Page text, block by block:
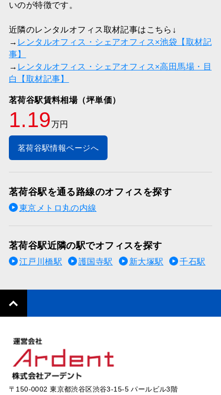
いのが特徴です。
近隣のレンタルオフィス取材記事はこちら↓
→ レンタルオフィス・シェアオフィス×池袋【取材記
事】
→ レンタルオフィス・シェアオフィス×高田馬場・目
白【取材記事】
茗荷谷駅賃料相場（坪単価）
1.19万円
茗荷谷駅情報ページへ
茗荷谷駅を通る路線のオフィスを探す
東京メトロ丸の内線
茗荷谷駅近隣の駅でオフィスを探す
江戸川橋駅 護国寺駅 新大塚駅 千石駅
〒150-0002 東京都渋谷区渋谷3-15-5 パールビル3階